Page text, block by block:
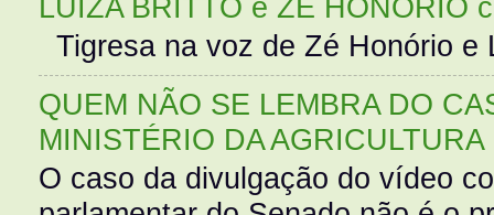
LUIZA BRITTO e ZÉ HONÓRIO
Tigresa na voz de Zé Honório
QUEM NÃO SE LEMBRA DO
MINISTÉRIO DA AGRICULTURA
O caso da divulgação do vídeo